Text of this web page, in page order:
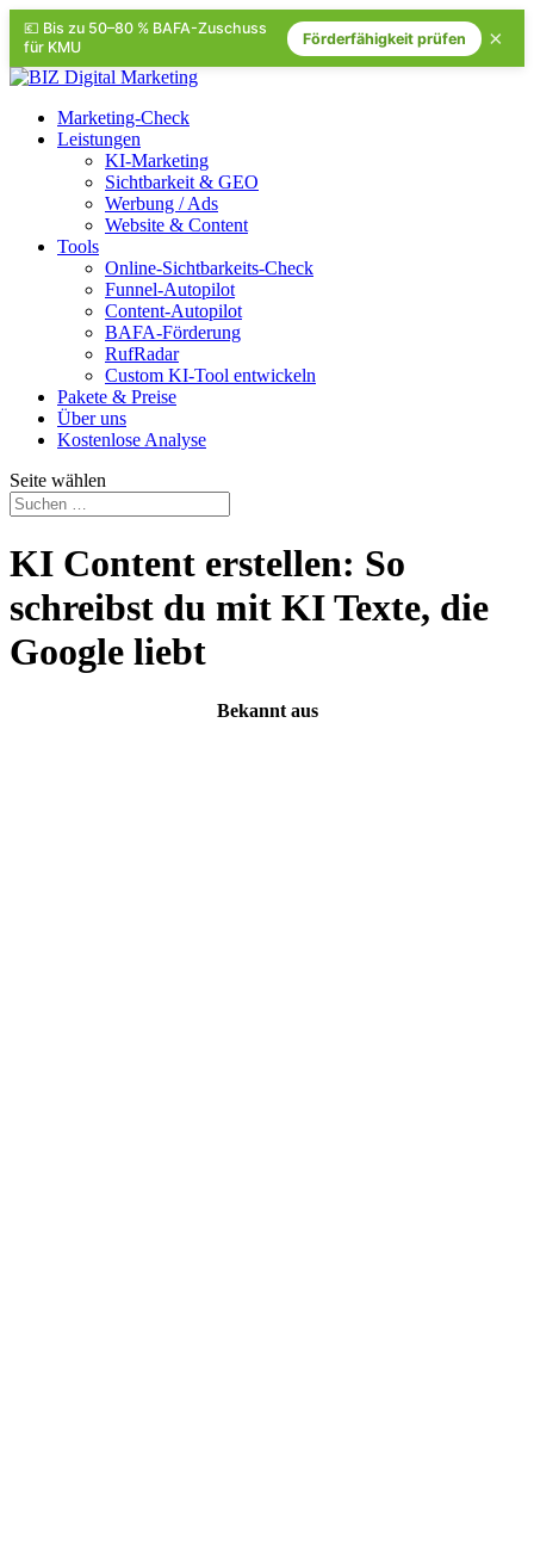
💶 Bis zu 50–80 % BAFA-Zuschuss
für KMU
Förderfähigkeit prüfen ×
Marketing-Check
Leistungen
KI-Marketing
Sichtbarkeit & GEO
Werbung / Ads
Website & Content
Tools
Online-Sichtbarkeits-Check
Funnel-Autopilot
Content-Autopilot
BAFA-Förderung
RufRadar
Custom KI-Tool entwickeln
Pakete & Preise
Über uns
Kostenlose Analyse
Seite wählen
KI Content erstellen: So
schreibst du mit KI Texte, die
Google liebt
Bekannt aus